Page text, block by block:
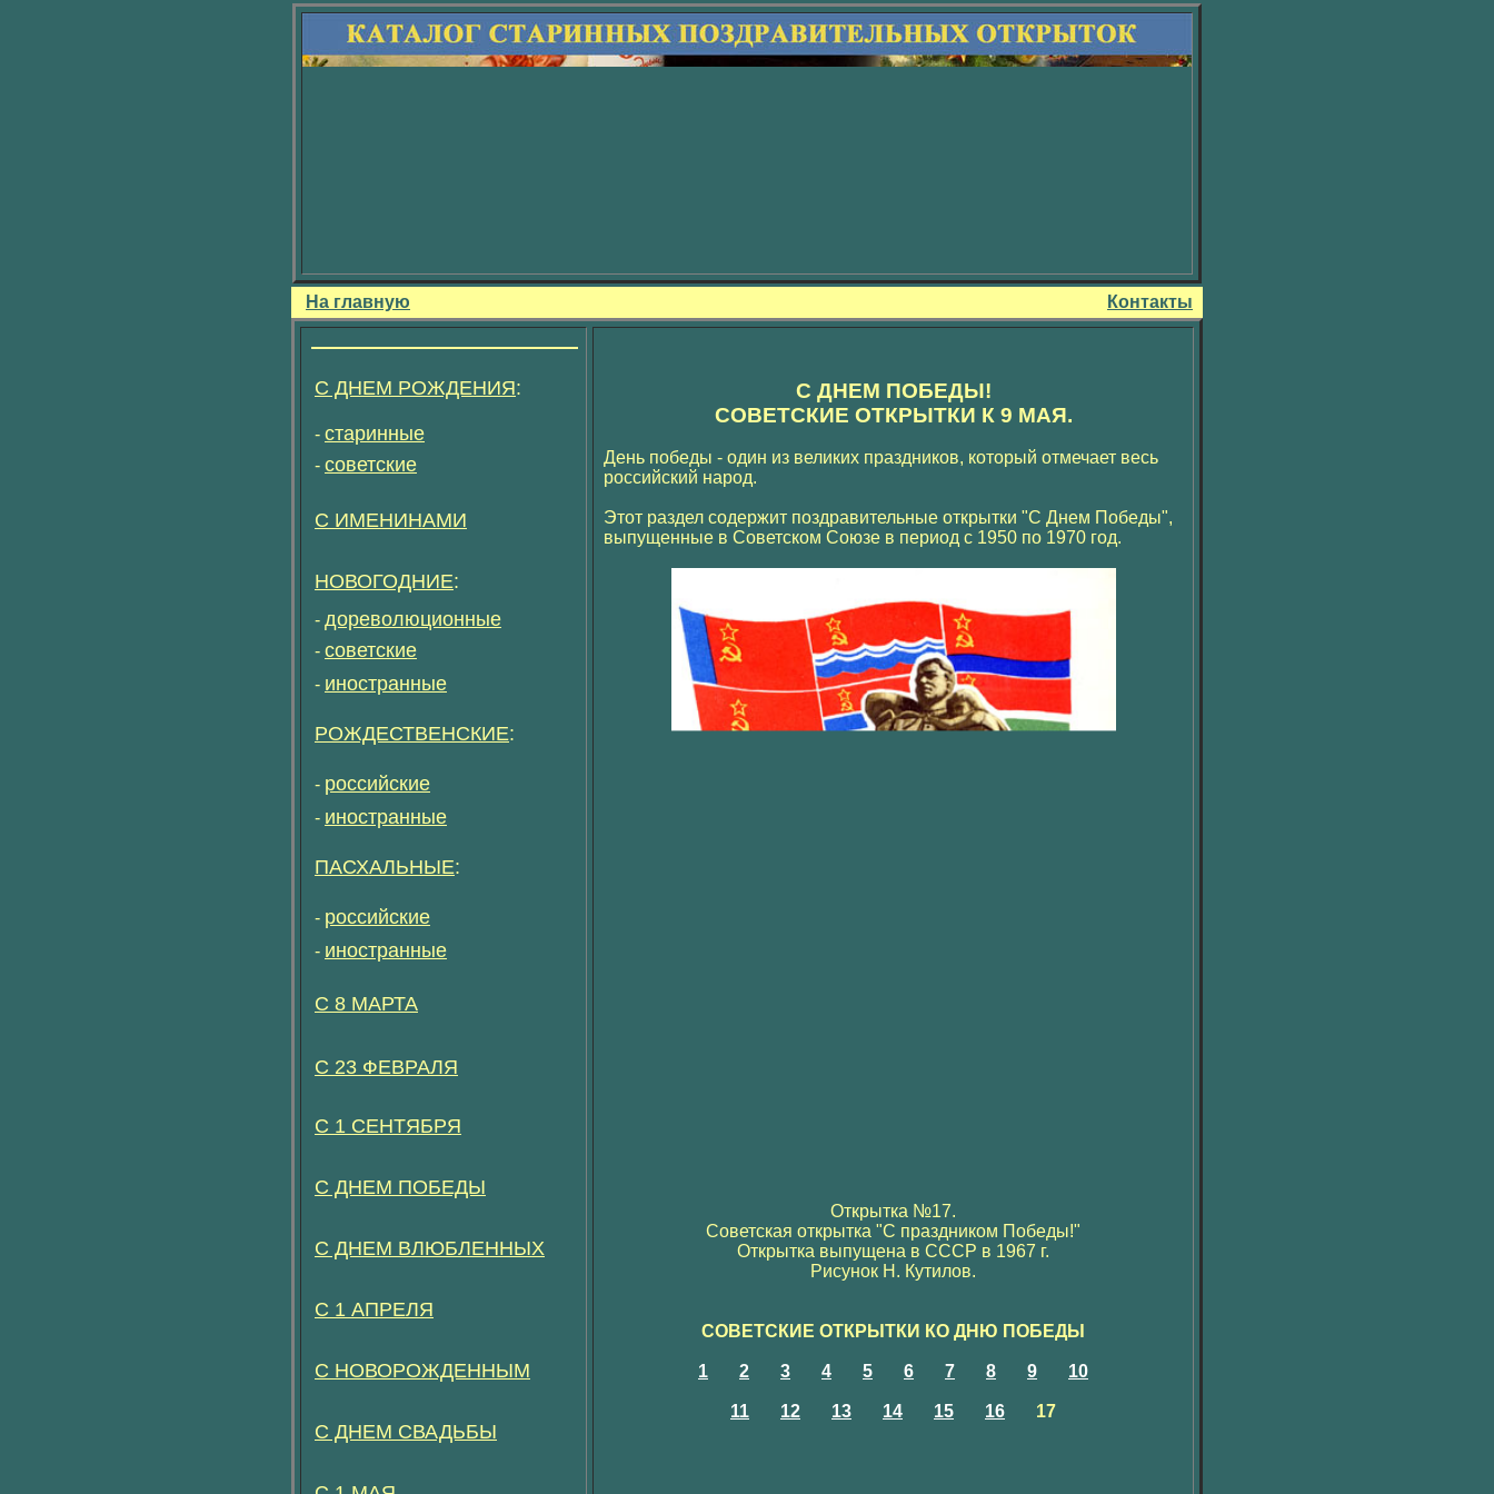
На главную Контакты
С ДНЕМ РОЖДЕНИЯ:
- старинные
- советские
С ИМЕНИНАМИ
НОВОГОДНИЕ:
- дореволюционные
- советские
- иностранные
РОЖДЕСТВЕНСКИЕ:
- российские
- иностранные
ПАСХАЛЬНЫЕ:
- российские
- иностранные
С 8 МАРТА
С 23 ФЕВРАЛЯ
С 1 СЕНТЯБРЯ
С ДНЕМ ПОБЕДЫ
С ДНЕМ ВЛЮБЛЕННЫХ
С 1 АПРЕЛЯ
С НОВОРОЖДЕННЫМ
С ДНЕМ СВАДЬБЫ
С ДНЕМ ПОБЕДЫ!
СОВЕТСКИЕ ОТКРЫТКИ К 9 МАЯ.
День победы - один из великих праздников, который отмечает весь
российский народ.
Этот раздел содержит поздравительные открытки "С Днем Победы",
выпущенные в Советском Союзе в период с 1950 по 1970 год.
Открытка №17.
Советская открытка "С праздником Победы!"
Открытка выпущена в СССР в 1967 г.
Рисунок Н. Кутилов.
СОВЕТСКИЕ ОТКРЫТКИ КО ДНЮ ПОБЕДЫ
1 2 3 4 5 6 7 8 9 10
11 12 13 14 15 16 17